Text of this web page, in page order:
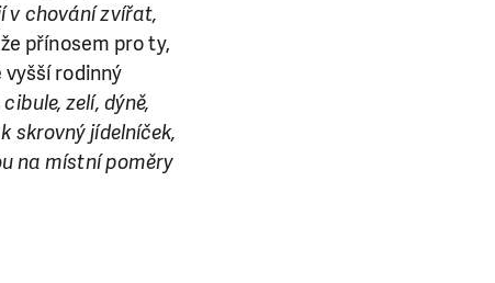
v chování zvířat,
přínosem pro ty,
rodinný
zelí, dýně,
skrovný jídelníček,
na místní poměry